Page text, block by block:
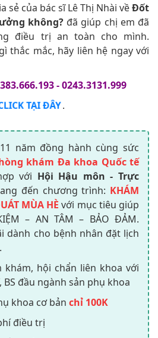
sẻ của bác sĩ Lê Thị Nhài vềĐốt
không? đã giúp chị em đã
điều trị an toàn cho mình.
thắc mắc, hãy liên hệ ngay với
- 0243.3131.999
TẠI ĐÂY.
năm đồng hành cùng sức
khám Đa khoa Quốc tế
với Hội Hậu môn - Trực
đến chương trình: KHÁM
MÙA HÈ với mục tiêu giúp
– AN TÂM – BẢO ĐẢM.
dành cho bệnh nhân đặt lịch
hội chẩn liên khoa với
BS đầu ngành sản phụ khoa
khoa cơ bản chỉ 100K
điều trị